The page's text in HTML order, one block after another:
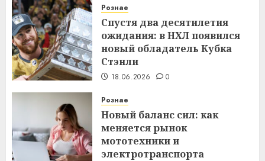
Рознае
Спустя два десятилетия
ожидания: в НХЛ появился
новый обладатель Кубка
Стэнли
18.06.2026 0
Рознае
Новый баланс сил: как
меняется рынок
мототехники и
электротранспорта